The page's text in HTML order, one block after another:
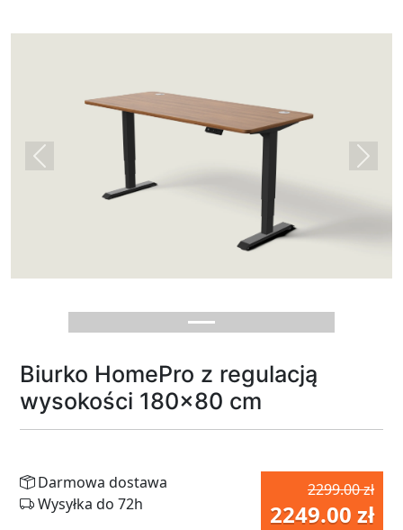
Previous Next
Biurko HomePro z regulacją
wysokości 180x80 cm
2299.00 zł
2249.00 zł
Darmowa dostawa
Wysyłka do 72h